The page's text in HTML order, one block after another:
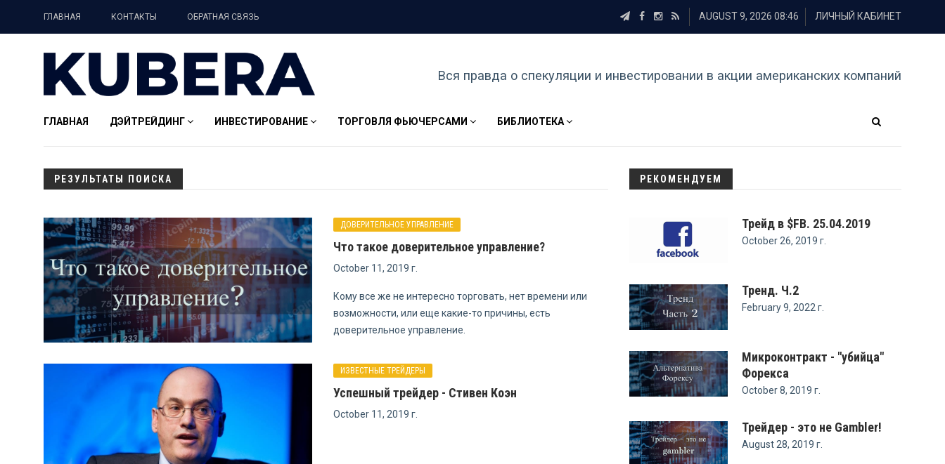
ГЛАВНАЯ КОНТАКТЫ ОБРАТНАЯ СВЯЗЬ AUGUST 9, 2026 08:46 ЛИЧНЫЙ КАБИНЕТ
Вся правда о спекуляции и инвестировании в акции американских компаний
ГЛАВНАЯ ДЭЙТРЕЙДИНГ ИНВЕСТИРОВАНИЕ ТОРГОВЛЯ ФЬЮЧЕРСАМИ БИБЛИОТЕКА
РЕЗУЛЬТАТЫ ПОИСКА
ДОВЕРИТЕЛЬНОЕ УПРАВЛЕНИЕ
Что такое доверительное управление?
October 11, 2019 г.
Кому все же не интересно торговать, нет времени или
возможности, или еще какие-то причины, есть
доверительное управление.
ИЗВЕСТНЫЕ ТРЕЙДЕРЫ
Успешный трейдер - Стивен Коэн
October 11, 2019 г.
РЕКОМЕНДУЕМ
Трейд в $FB. 25.04.2019
October 26, 2019 г.
Тренд. Ч.2
February 9, 2022 г.
Микроконтракт - "убийца"
Форекса
October 8, 2019 г.
Трейдер - это не Gambler!
August 28, 2019 г.